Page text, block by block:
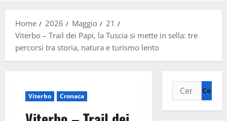
Home
2026 Maggio
21
Viterbo – Trail dei Papi, la Tuscia si mette in sella: tre
percorsi tra storia, natura e turismo lento
Viterbo Cronaca
Ricerca
per: